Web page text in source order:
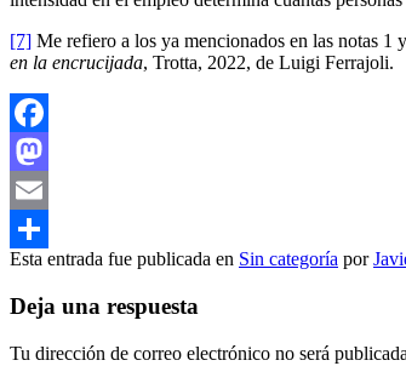
[7] Me refiero a los ya mencionados en las notas 1
en la encrucijada, Trotta, 2022, de Luigi Ferrajoli.
Facebook
Mastodon
Email
Compartir
Esta entrada fue publicada en Sin categoría por
Deja una respuesta
Tu dirección de correo electrónico no será